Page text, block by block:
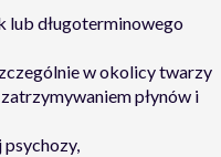
lub długoterminowego
w okolicy twarzy
płynów i
psychozy,